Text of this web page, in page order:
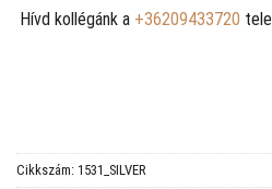
Hívd kollégánk a +36209433720
Cikkszám: 1531_SILVER